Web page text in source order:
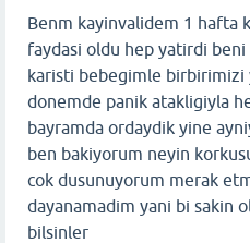
Benm kayinvalidem 1 hafta
faydasi oldu hep yatirdi
karisti bebegimle
donemde panik atakligiyla
bayramda ordaydik yine
ben bakiyorum neyin
cok dusunuyorum merak
dayanamadim yani bi sakin
bilsinler